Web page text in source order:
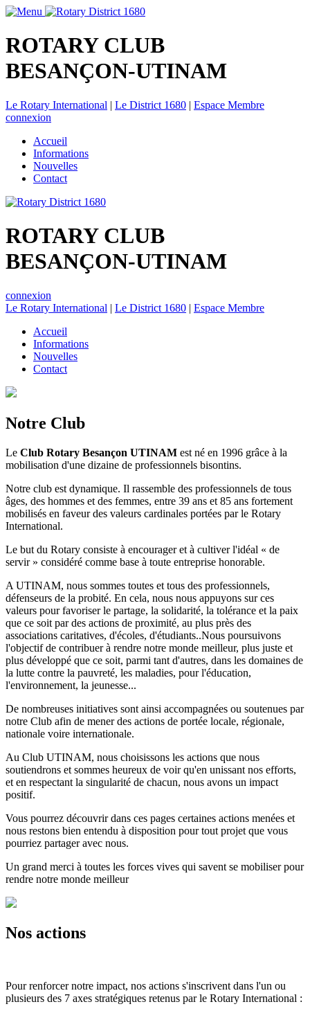
ROTARY CLUB
BESANÇON-UTINAM
Le Rotary International | Le District 1680 | Espace Membre
connexion
Accueil
Informations
Nouvelles
Contact
ROTARY CLUB
BESANÇON-UTINAM
connexion
Le Rotary International | Le District 1680 | Espace Membre
Accueil
Informations
Nouvelles
Contact
Notre Club
Le Club Rotary Besançon UTINAM est né en 1996 grâce à la
mobilisation d'une dizaine de professionnels bisontins.
Notre club est dynamique. Il rassemble des professionnels de tous
âges, des hommes et des femmes, entre 39 ans et 85 ans fortement
mobilisés en faveur des valeurs cardinales portées par le Rotary
International.
Le but du Rotary consiste à encourager et à cultiver l'idéal « de
servir » considéré comme base à toute entreprise honorable.
A UTINAM, nous sommes toutes et tous des professionnels,
défenseurs de la probité. En cela, nous nous appuyons sur ces
valeurs pour favoriser le partage, la solidarité, la tolérance et la paix
que ce soit par des actions de proximité, au plus près des
associations caritatives, d'écoles, d'étudiants..Nous poursuivons
l'objectif de contribuer à rendre notre monde meilleur, plus juste et
plus développé que ce soit, parmi tant d'autres, dans les domaines de
la lutte contre la pauvreté, les maladies, pour l'éducation,
l'environnement, la jeunesse...
De nombreuses initiatives sont ainsi accompagnées ou soutenues par
notre Club afin de mener des actions de portée locale, régionale,
nationale voire internationale.
Au Club UTINAM, nous choisissons les actions que nous
soutiendrons et sommes heureux de voir qu'en unissant nos efforts,
et en respectant la singularité de chacun, nous avons un impact
positif.
Vous pourrez découvrir dans ces pages certaines actions menées et
nous restons bien entendu à disposition pour tout projet que vous
pourriez partager avec nous.
Un grand merci à toutes les forces vives qui savent se mobiliser pour
rendre notre monde meilleur
Nos actions
Pour renforcer notre impact, nos actions s'inscrivent dans l'un ou
plusieurs des 7 axes stratégiques retenus par le Rotary International :